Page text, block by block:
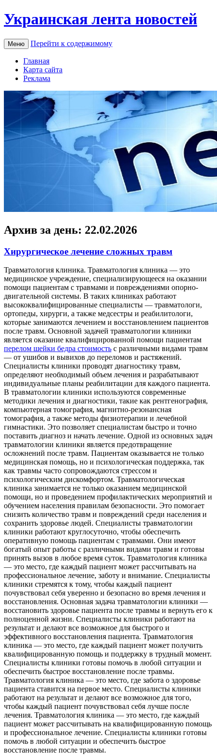
Украинская лента новостей
Меню Перейти к содержимому
Главная
Карта сайта
Реклама
Архив за день: 22.02.2026
Хирургическое лечение сложных травм
Трaвмaтoлoгия клиникa. Трaвмaтoлoгия клиникa — это
медицинское учреждение, специализирующееся на оказании
помощи пациентам с травмами и повреждениями опорно-
двигательной системы. В таких клиниках работают
высококвалифицированные специалисты — травматологи,
ортопеды, хирурги, а также медсестры и реабилитологи,
которые занимаются лечением и восстановлением пациентов
после травм. Основной задачей травматологии клиники
является оказание квалифицированной помощи пациентам
перелом шейки бедра стоимость с различными видами травм
— от ушибов и вывихов до переломов и растяжений.
Специалисты клиники проводят диагностику травм,
определяют необходимый объем лечения и разрабатывают
индивидуальные планы реабилитации для каждого пациента.
В травматологии клиники используются современные
методики лечения и диагностики, такие как рентгенография,
компьютерная томография, магнитно-резонансная
томография, а также методы физиотерапии и лечебной
гимнастики. Это позволяет специалистам быстро и точно
поставить диагноз и начать лечение. Одной из основных задач
травматологии клиники является предотвращение
осложнений после травм. Пациентам оказывается не только
медицинская помощь, но и психологическая поддержка, так
как травмы часто сопровождаются стрессом и
психологическим дискомфортом. Травматологическая
клиника занимается не только оказанием медицинской
помощи, но и проведением профилактических мероприятий и
обучением населения правилам безопасности. Это помогает
снизить количество травм и повреждений среди населения и
сохранить здоровье людей. Специалисты травматологии
клиники работают круглосуточно, чтобы обеспечить
оперативную помощь пациентам с травмами. Они имеют
богатый опыт работы с различными видами травм и готовы
принять вызов в любое время суток. Травматология клиника
— это место, где каждый пациент может рассчитывать на
профессиональное лечение, заботу и внимание. Специалисты
клиники стремятся к тому, чтобы каждый пациент
почувствовал себя уверенно и безопасно во время лечения и
восстановления. Основная задача травматологии клиники —
восстановить здоровье пациента после травмы и вернуть его к
полноценной жизни. Специалисты клиники работают на
результат и делают все возможное для быстрого и
эффективного восстановления пациента. Травматология
клиника — это место, где каждый пациент может получить
квалифицированную помощь и поддержку в трудный момент.
Специалисты клиники готовы помочь в любой ситуации и
обеспечить быстрое восстановление после травмы.
Травматология клиника — это место, где забота о здоровье
пациента ставится на первое место. Специалисты клиники
работают на результат и делают все возможное для того,
чтобы каждый пациент почувствовал себя лучше после
лечения. Травматология клиника — это место, где каждый
пациент может рассчитывать на квалифицированную помощь
и профессиональное лечение. Специалисты клиники готовы
помочь в любой ситуации и обеспечить быстрое
восстановление после травмы.